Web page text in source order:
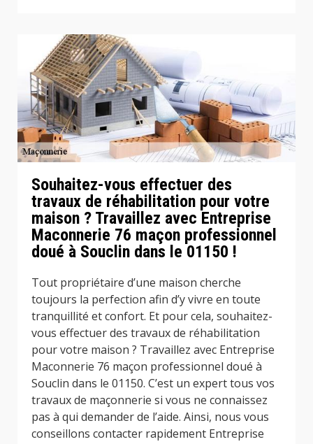
Souhaitez-vous effectuer des
travaux de réhabilitation pour votre
maison ? Travaillez avec Entreprise
Maconnerie 76 maçon professionnel
doué à Souclin dans le 01150 !
Tout propriétaire d’une maison cherche
toujours la perfection afin d’y vivre en toute
tranquillité et confort. Et pour cela, souhaitez-
vous effectuer des travaux de réhabilitation
pour votre maison ? Travaillez avec Entreprise
Maconnerie 76 maçon professionnel doué à
Souclin dans le 01150. C’est un expert tous vos
travaux de maçonnerie si vous ne connaissez
pas à qui demander de l’aide. Ainsi, nous vous
conseillons contacter rapidement Entreprise